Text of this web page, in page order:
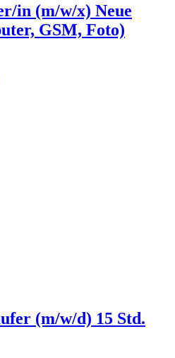
in (m/w/x) Neue
GSM, Foto)
(m/w/d) 15 Std.